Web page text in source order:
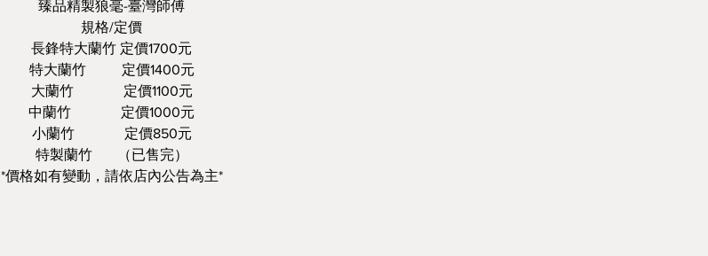
臻品精製狼毫-臺灣師傅
規格/定價
長鋒特大蘭竹 定價1700元
特大蘭竹 定價1400元
大蘭竹 定價1100元
中蘭竹 定價1000元
小蘭竹 定價850元
特製蘭竹 （已售完）
*價格如有變動，請依店內公告為主*